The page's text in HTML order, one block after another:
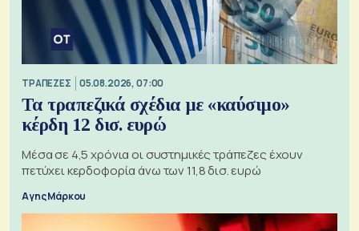
ΤΡΑΠΕΖΕΣ 05.08.2026, 07:00
Τα τραπεζικά σχέδια με «καύσιμο»
κέρδη 12 δισ. ευρώ
Μέσα σε 4,5 χρόνια οι συστημικές τράπεζες έχουν
πετύχει κερδοφορία άνω των 11,8 δισ. ευρώ
Αγης Μάρκου